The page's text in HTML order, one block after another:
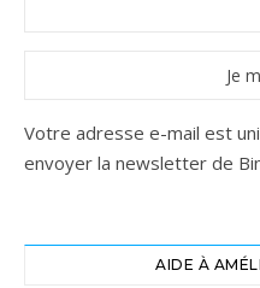
Votre adresse e-mail est
envoyer la newsletter de
AIDE À